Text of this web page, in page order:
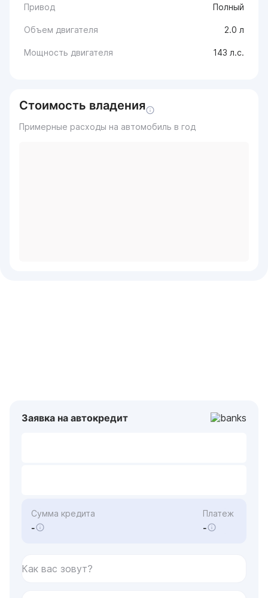
Привод Полный
Объем двигателя 2.0 л
Мощность двигателя 143 л.с.
Стоимость владения
Примерные расходы на автомобиль в год
Заявка на автокредит
Сумма кредита
-
Платеж
-
Как вас зовут?